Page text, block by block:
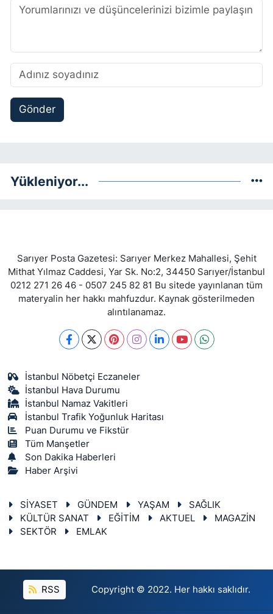
Gönder
Yükleniyor...
Sarıyer Posta Gazetesi: Sarıyer Merkez Mahallesi, Şehit
Mithat Yılmaz Caddesi, Yar Sk. No:2, 34450 Sarıyer/İstanbul
0212 271 26 46 - 0507 245 82 81 Bu sitede yayınlanan tüm
materyalin her hakkı mahfuzdur. Kaynak gösterilmeden
alıntılanamaz.
İstanbul Nöbetçi Eczaneler
İstanbul Hava Durumu
İstanbul Namaz Vakitleri
İstanbul Trafik Yoğunluk Haritası
Puan Durumu ve Fikstür
Tüm Manşetler
Son Dakika Haberleri
Haber Arşivi
SİYASET GÜNDEM YAŞAM
SAĞLIK
KÜLTÜR SANAT
EĞİTİM AKTUEL
MAGAZİN
SEKTÖR
EMLAK
RSS Copyright © 2022. Her hakkı saklıdır.